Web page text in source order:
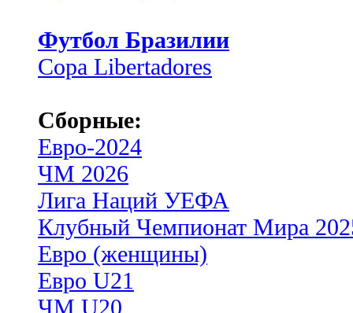
Футбол Бразилии
Copa Libertadores
Сборные:
Евро-2024
ЧМ 2026
Лига Наций УЕФА
Клубный Чемпионат Мира
Евро (женщины)
Евро U21
ЧМ U20